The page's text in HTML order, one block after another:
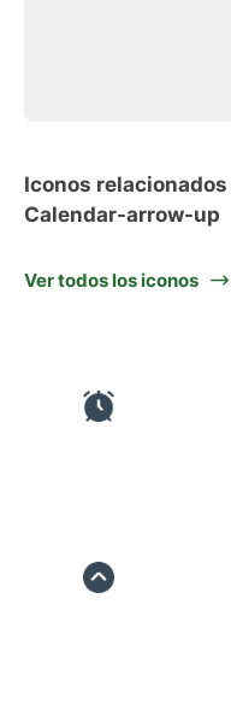
Iconos
Calendar-arrow-up
Ver todos los iconos